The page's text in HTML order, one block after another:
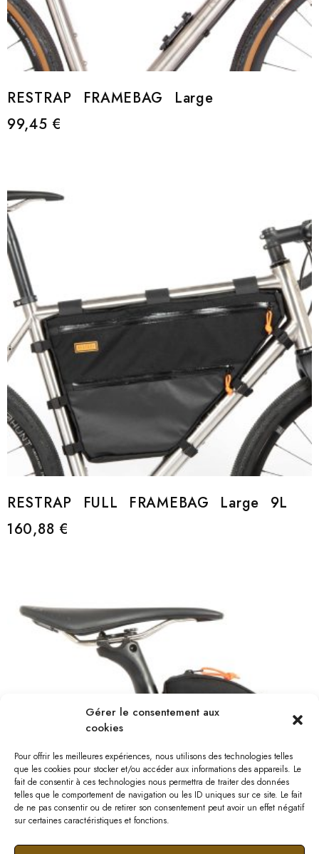
Gérer le consentement aux
cookies
Pour offrir les meilleures expériences, nous utilisons des technologies telles
que les cookies pour stocker et/ou accéder aux informations des appareils. Le
fait de consentir à ces technologies nous permettra de traiter des données
telles que le comportement de navigation ou les ID uniques sur ce site. Le fait
de ne pas consentir ou de retirer son consentement peut avoir un effet négatif
sur certaines caractéristiques et fonctions.
RESTRAP FRAMEBAG Large
99,45€
RESTRAP FULL FRAMEBAG Large 9L
160,88 €